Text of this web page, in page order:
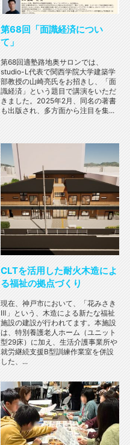
第68回「面識経済につい
て」
第68回適塾路地奥サロンでは、
studio-L代表で関西学院大学建築学
部教授の山崎亮氏をお招きし、「面
識経済」という題目で講演をいただ
きました。2025年2月、同名の著書
も出版され、多方面から注目を集...
CLTを活用した耐火木造によ
る福祉の拠点づくり
現在、神戸市において、「花みさき
Ⅲ」という、木造による新たな福祉
施設の建設が行われてます。本施設
は、特別養護老人ホーム（ユニット
型29床）に加え、生活介護事業所や
就労継続支援B型訓練作業室を併設
した、...